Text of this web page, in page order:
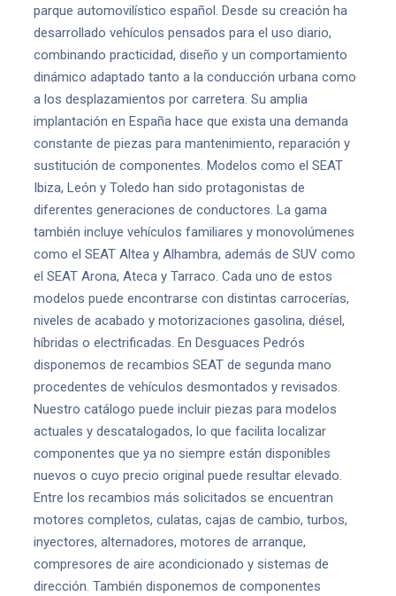
parque automovilístico español. Desde su creación ha
desarrollado vehículos pensados para el uso diario,
combinando practicidad, diseño y un comportamiento
dinámico adaptado tanto a la conducción urbana como
a los desplazamientos por carretera. Su amplia
implantación en España hace que exista una demanda
constante de piezas para mantenimiento, reparación y
sustitución de componentes. Modelos como el SEAT
Ibiza, León y Toledo han sido protagonistas de
diferentes generaciones de conductores. La gama
también incluye vehículos familiares y monovolúmenes
como el SEAT Altea y Alhambra, además de SUV como
el SEAT Arona, Ateca y Tarraco. Cada uno de estos
modelos puede encontrarse con distintas carrocerías,
niveles de acabado y motorizaciones gasolina, diésel,
híbridas o electrificadas. En Desguaces Pedrós
disponemos de recambios SEAT de segunda mano
procedentes de vehículos desmontados y revisados.
Nuestro catálogo puede incluir piezas para modelos
actuales y descatalogados, lo que facilita localizar
componentes que ya no siempre están disponibles
nuevos o cuyo precio original puede resultar elevado.
Entre los recambios más solicitados se encuentran
motores completos, culatas, cajas de cambio, turbos,
inyectores, alternadores, motores de arranque,
compresores de aire acondicionado y sistemas de
dirección. También disponemos de componentes